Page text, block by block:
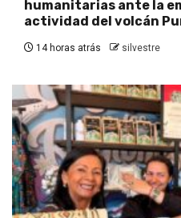
humanitarias ante la
actividad del volcán
14 horas atrás silvestre